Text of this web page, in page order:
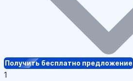
Получить бесплатно предложение
1